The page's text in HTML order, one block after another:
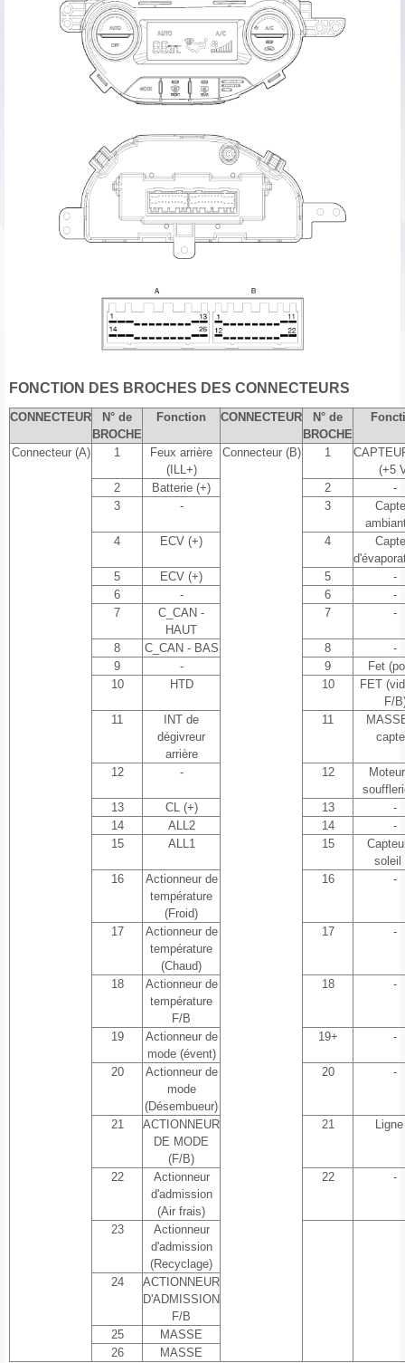
FONCTION DES BROCHES DES CONNECTEURS
CONNECTEUR
N° de
BROCHE
Fonction CONNECTEUR
N° de
BROCHE
Connecteur (A) 1
Feux arrière
(ILL+)
Connecteur (B) 1
(+5
2
Batterie (+) 2
-
3
- 3
4
ECV (+) 4
5
ECV (+) 5
-
6
- 6
-
7
C_CAN -
HAUT
7 -
8 C_CAN - BAS 8
-
9
- 9
Fet
10
HTD 10
FET
F/
11
INT de
dégivreur
arrière
11
12 - 12
13
CL (+) 13
-
14
ALL2 14
-
15
ALL1 15
soleil
16
Actionneur de
température
(Froid)
16 -
17
Actionneur de
température
(Chaud)
17 -
18
Actionneur de
température
F/B
18 -
19
Actionneur de
mode (évent)
19+ -
20
Actionneur de
mode
(Désembueur)
20 -
21
ACTIONNEUR
DE MODE
(F/B)
21
22
Actionneur
d'admission
(Air frais)
22 -
23
Actionneur
d'admission
(Recyclage)
24
ACTIONNEUR
D'ADMISSION
F/B
25
MASSE
26
MASSE